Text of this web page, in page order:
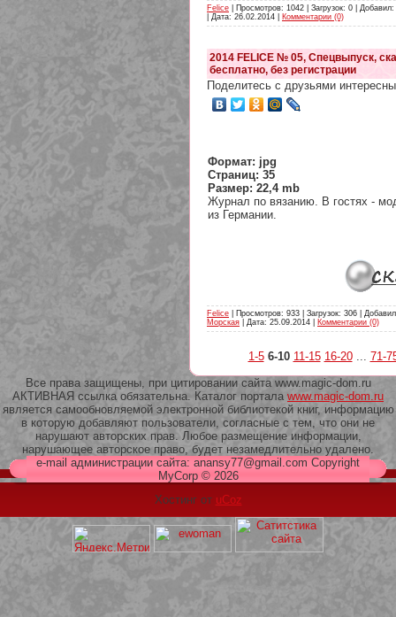
Felice | Просмотров: 1042 | Загрузок: 0 | Добавил:
| Дата: 26.02.2014 Комментарии (0)
2014 FELICE № 05, Спецвыпуск,
бесплатно, без регистрации
Поделитесь с друзьями
Формат: jpg
Страниц: 35
Размер: 22,4 mb
Журнал по вязанию. В гостях -
из Германии.
Felice | Просмотров: 933 | Загрузок: 306 |
Морская | Дата: 25.09.2014 Комментарии (0)
1-5 6-10 11-15 16-20 ... 71-
Все права защищены, при цитировании сайта www.magic-dom.ru
АКТИВНАЯ ссылка обязательна. Каталог портала www.magic-dom.ru
является самообновляемой электронной библиотекой книг, информацию
в которую добавляют пользователи, согласные с тем, что они не
нарушают авторских прав. Любое размещение информации,
нарушающее авторское право, будет незамедлительно удалено.
e-mail администрации сайта: anansy77@gmail.com Copyright
MyCorp © 2026
Хостинг от uCoz